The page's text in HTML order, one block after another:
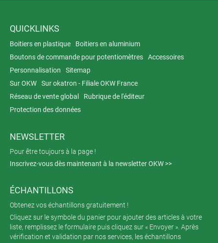
QUICKLINKS
Boitiers en plastique
Boitiers en aluminium
Boutons de commande pour potentiomètres
Accessoires
Personnalisation
Sitemap
Sur OKW
Sur okatron - Filiale OKW France
Réseau de vente global
Rubrique de l'éditeur
Protection des données
NEWSLETTER
Pour être toujours à la page !
Inscrivez-vous dès maintenant à la newsletter OKW >>
ÉCHANTILLONS
Obtenez vos échantillons gratuitement !
Cliquez sur le symbole du panier pour ajouter des articles à votre
liste, remplissez le formulaire puis cliquez sur « Envoyer ». Après
vérification et validation par nos services, les échantillons